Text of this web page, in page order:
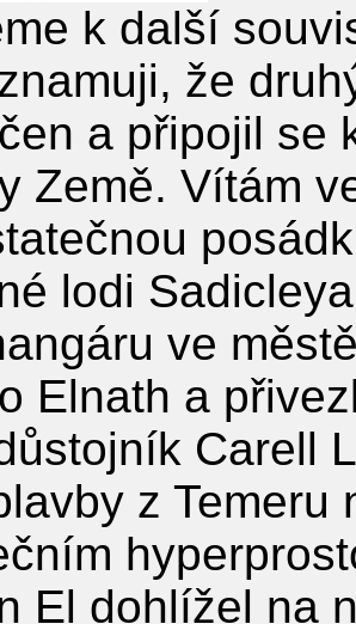
k další
že
a připojil se
Země. Vítám
lodi
ve
Elnath a
Carell
z Temeru
El dohlížel na